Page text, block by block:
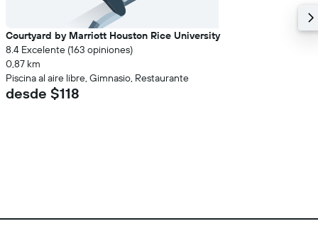
Courtyard by Marriott Houston Rice University
8.4 Excelente (163 opiniones)
0,87 km
Piscina al aire libre, Gimnasio, Restaurante
desde $118